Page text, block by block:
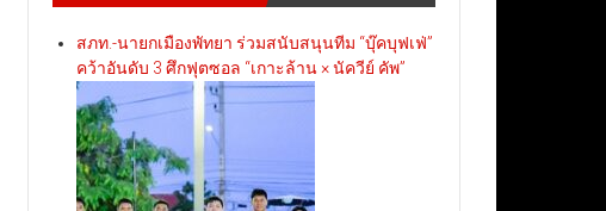
สภท.-นายกเมืองพัทยา ร่วมสนับสนุนทีม “บุ๊คบุฟเฟ่”
คว้าอันดับ 3 ศึกฟุตซอล “เกาะล้าน × นัควีย์ คัพ”